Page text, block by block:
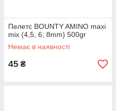
Пелетс BOUNTY AMINO maxi
mix (4,5; 6; 8mm) 500gr
Немає в наявності
45 ₴